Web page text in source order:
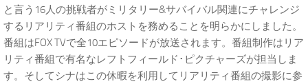
と言う16人の挑戦者がミリタリー&サバイバル関連にチャレンジ
するリアリティ番組のホストを務めることを明らかにしました。
番組はFOX TVで全10エピソードが放送されます。番組制作はリア
リティ番組で有名なレフトフィールド･ピクチャーズが担当しま
す。そしてシナはこの休暇を利用してリアリティ番組の撮影に参